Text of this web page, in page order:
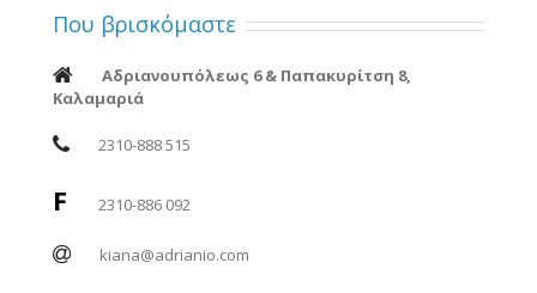
Που βρισκόμαστε
Αδριανουπόλεως 6 & Παπακυρίτση 8,
Καλαμαριά
2310-888 515
F 2310-886 092
kiana@adrianio.com